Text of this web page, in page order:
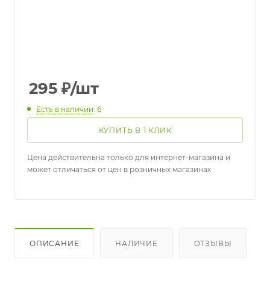
295 ₽/шт
Есть в наличии: 6
КУПИТЬ В 1 КЛИК
Цена действительна только для интернет-магазина и
может отличаться от цен в розничных магазинах
ОПИСАНИЕ НАЛИЧИЕ ОТЗЫВЫ